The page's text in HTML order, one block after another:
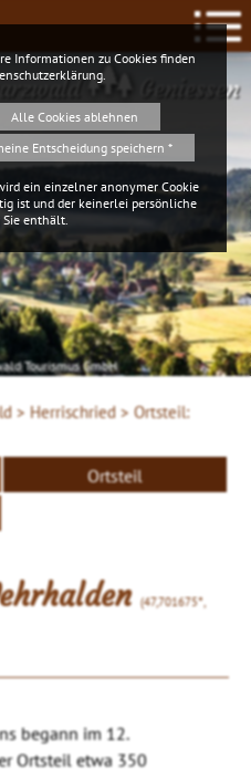
Geniessen
Tourismus GmbH
> Herrischried >Ortsteil:
Ortsteil
(47,701675°,
begann im 12.
Ortsteil etwa 350
Informationen zu Cookies finden
Alle Cookies ablehnen
Entscheidung speichern *
ein einzelner anonymer Cookie
ist und der keinerlei persönliche
enthält.